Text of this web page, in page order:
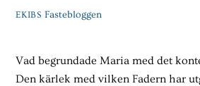
EKIBS Fastebloggen
Vad begrundade Maria med det
Den kärlek med vilken Fadern har